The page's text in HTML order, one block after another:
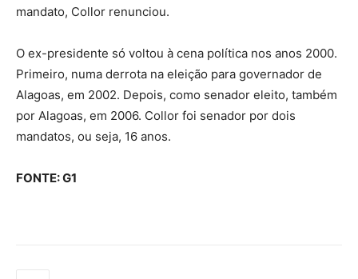
mandato, Collor renunciou.
O ex-presidente só voltou à cena política nos anos 2000.
Primeiro, numa derrota na eleição para governador de
Alagoas, em 2002. Depois, como senador eleito, também
por Alagoas, em 2006. Collor foi senador por dois
mandatos, ou seja, 16 anos.
FONTE: G1